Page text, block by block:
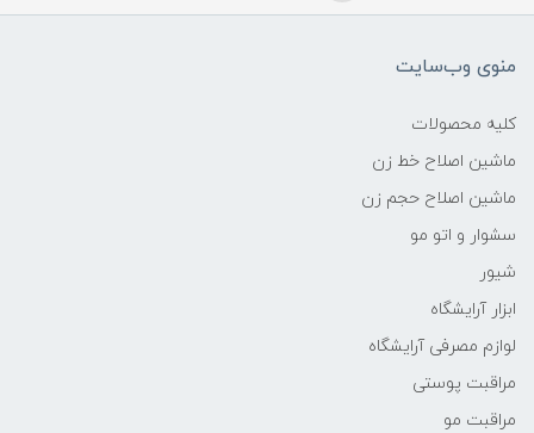
منوی وب‌سایت
کلیه محصولات
ماشین اصلاح خط زن
ماشین اصلاح حجم زن
سشوار و اتو مو
شیور
ابزار آرایشگاه
لوازم مصرفی آرایشگاه
مراقبت پوستی
مراقبت مو